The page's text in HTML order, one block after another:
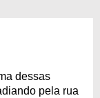
dessas
pela rua